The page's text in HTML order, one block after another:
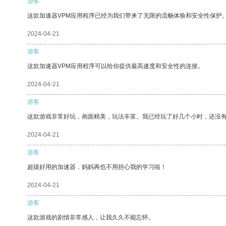
这款加速器VPM应用程序已经为我们带来了无限的流畅体验和安全性保护。
2024-04-21
游客
这款加速器VPM应用程序可以给你提供最高速度和安全性的连接。
2024-04-21
游客
这款游戏非常好玩，画面精美，玩法丰富。我已经玩了好几个小时，还没有
2024-04-21
游客
超级好用的加速器，妈妈再也不用担心我的学习啦！
2024-04-21
游客
这款游戏的剧情非常感人，让我久久不能忘怀。